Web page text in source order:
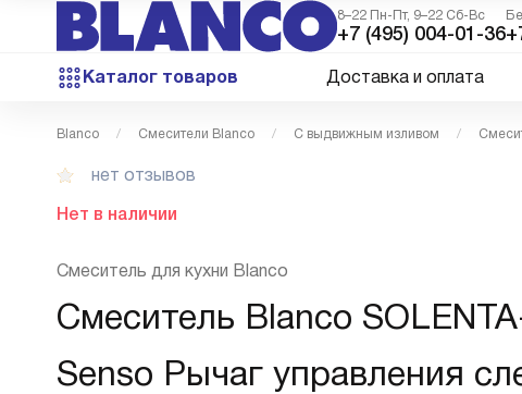
8–22 Пн-Пт, 9–22 Сб-Вс
+7 (495) 004-01-36
Каталог товаров Доставка и оплата
Blanco Смесители Blanco С выдвижным изливом
нет отзывов
Нет в наличии
Смеситель для кухни Blanco
Смеситель Blanco
Senso Рычаг управления